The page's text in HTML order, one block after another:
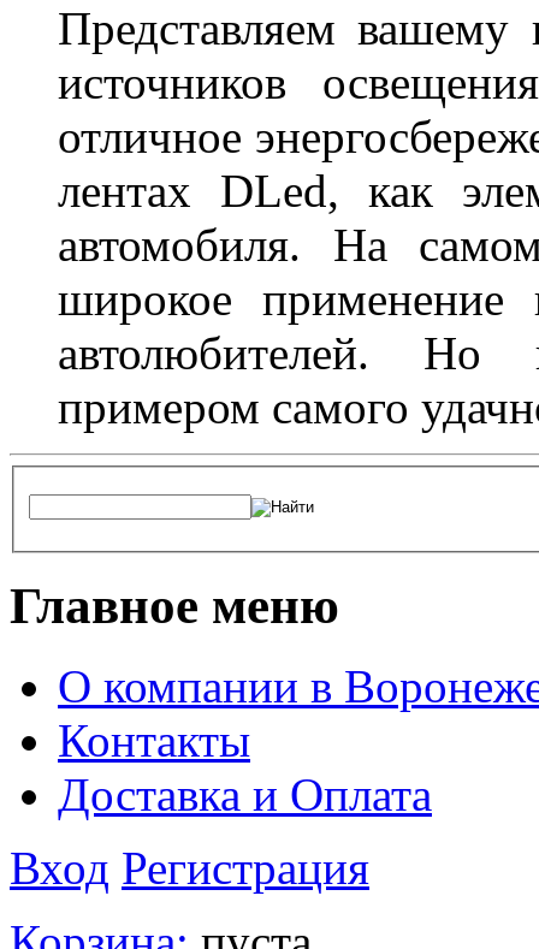
Представляем
источников
отличное
лентах DLed, как
автомобиля. На
широкое
автолюбителей. Но
примером самого
Главное меню
О компании в
Контакты
Доставка и Оплата
Вход Регистрация